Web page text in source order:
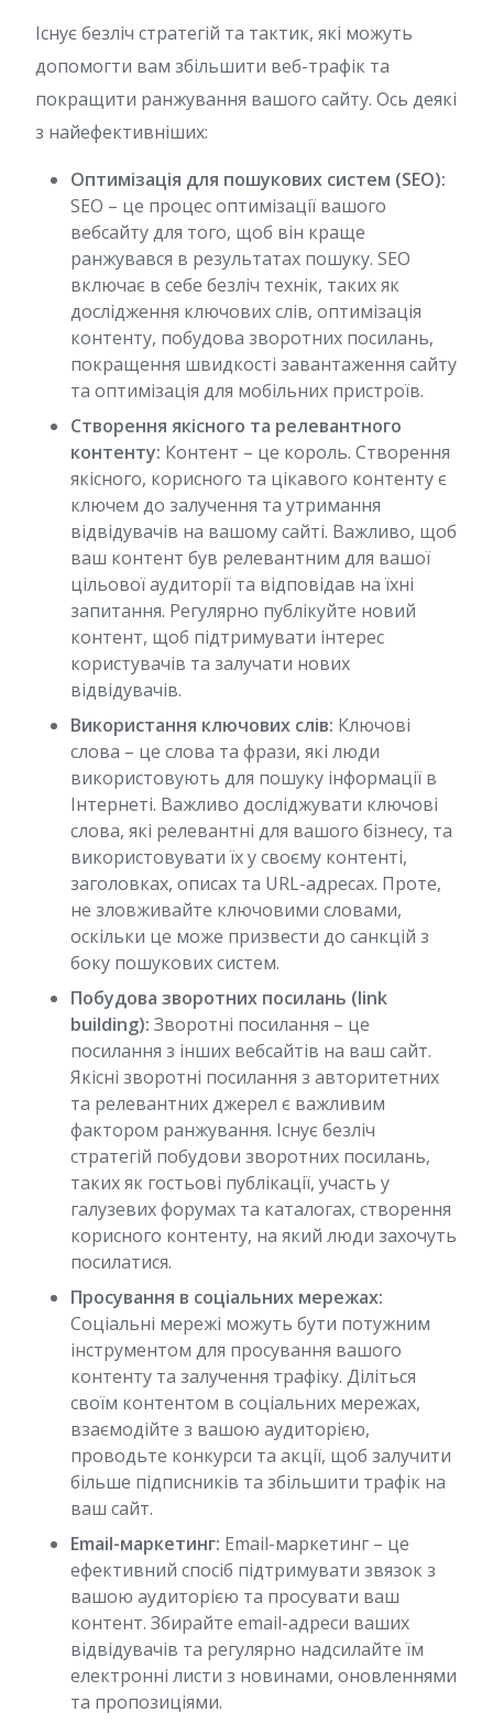
Існує безліч стратегій та тактик, які можуть
допомогти вам збільшити веб-трафік та
покращити ранжування вашого сайту. Ось деякі
з найефективніших:
Оптимізація для пошукових систем (SEO):
SEO – це процес оптимізації вашого
вебсайту для того, щоб він краще
ранжувався в результатах пошуку. SEO
включає в себе безліч технік, таких як
дослідження ключових слів, оптимізація
контенту, побудова зворотних посилань,
покращення швидкості завантаження сайту
та оптимізація для мобільних пристроїв.
Створення якісного та релевантного
контенту: Контент – це король. Створення
якісного, корисного та цікавого контенту є
ключем до залучення та утримання
відвідувачів на вашому сайті. Важливо, щоб
ваш контент був релевантним для вашої
цільової аудиторії та відповідав на їхні
запитання. Регулярно публікуйте новий
контент, щоб підтримувати інтерес
користувачів та залучати нових
відвідувачів.
Використання ключових слів: Ключові
слова – це слова та фрази, які люди
використовують для пошуку інформації в
Інтернеті. Важливо досліджувати ключові
слова, які релевантні для вашого бізнесу, та
використовувати їх у своєму контенті,
заголовках, описах та URL-адресах. Проте,
не зловживайте ключовими словами,
оскільки це може призвести до санкцій з
боку пошукових систем.
Побудова зворотних посилань (link
building): Зворотні посилання – це
посилання з інших вебсайтів на ваш сайт.
Якісні зворотні посилання з авторитетних
та релевантних джерел є важливим
фактором ранжування. Існує безліч
стратегій побудови зворотних посилань,
таких як гостьові публікації, участь у
галузевих форумах та каталогах, створення
корисного контенту, на який люди захочуть
посилатися.
Просування в соціальних мережах:
Соціальні мережі можуть бути потужним
інструментом для просування вашого
контенту та залучення трафіку. Діліться
своїм контентом в соціальних мережах,
взаємодійте з вашою аудиторією,
проводьте конкурси та акції, щоб залучити
більше підписників та збільшити трафік на
ваш сайт.
Email-маркетинг: Email-маркетинг – це
ефективний спосіб підтримувати звязок з
вашою аудиторією та просувати ваш
контент. Збирайте email-адреси ваших
відвідувачів та регулярно надсилайте їм
електронні листи з новинами, оновленнями
та пропозиціями.